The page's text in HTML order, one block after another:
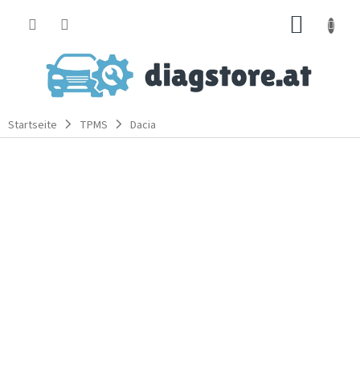
Startseite TPMS Dacia